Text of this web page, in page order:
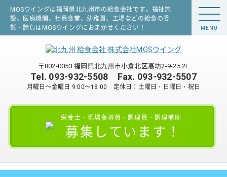
MOSウイングは福岡県北九州市の給食会社です。福祉施
設、医療機関、社員食堂、幼稚園、工場などの給食の委
託・請負はMOSウイングにおまかせください！
〒802-0053 福岡県北九州市小倉北区高坊2-9-25 2F
Tel. 093-932-5508 Fax. 093-932-5507
月曜日～金曜日 9:00～18:00 定休日：土曜日・日曜日・祝日
栄養士・現場指導員・調理員・調理補助
募集しています！
MENU